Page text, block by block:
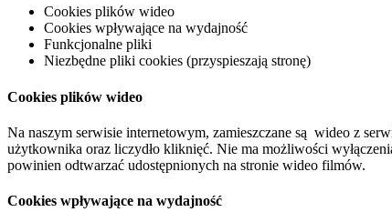
Cookies plików wideo
Cookies wpływające na wydajność
Funkcjonalne pliki
Niezbędne pliki cookies (przyspieszają stronę)
Cookies plików wideo
Na naszym serwisie internetowym, zamieszczane są wideo z
użytkownika oraz liczydło kliknięć. Nie ma możliwości
powinien odtwarzać udostępnionych na stronie wideo filmów.
Cookies wpływające na wydajność